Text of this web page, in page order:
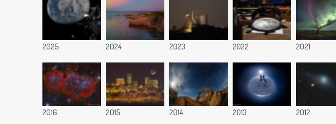
2025 2024 2023 2022 2021
2016 2015 2014 2013 2012